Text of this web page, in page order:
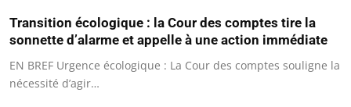
Transition écologique : la Cour des comptes tire la
sonnette d’alarme et appelle à une action immédiate
EN BREF Urgence écologique : La Cour des comptes souligne la
nécessité d’agir…